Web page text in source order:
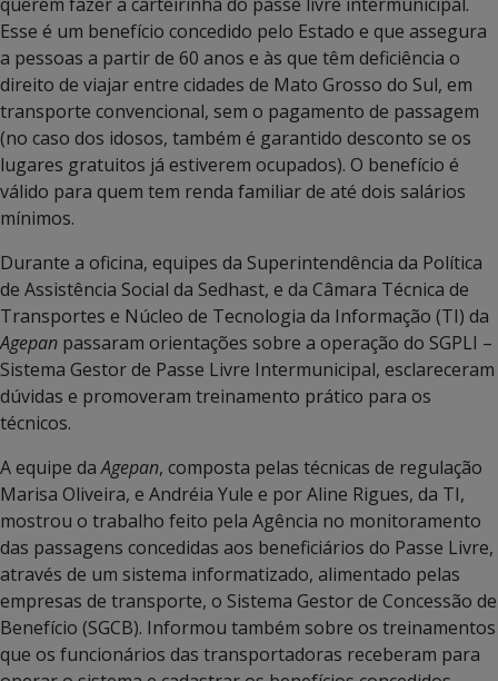
Esse é um benefício concedido pelo Estado e que assegura
a pessoas a partir de 60 anos e às que têm deficiência o
direito de viajar entre cidades de Mato Grosso do Sul, em
transporte convencional, sem o pagamento de passagem
(no caso dos idosos, também é garantido desconto se os
lugares gratuitos já estiverem ocupados). O benefício é
válido para quem tem renda familiar de até dois salários
mínimos.
Durante a oficina, equipes da Superintendência da Política
de Assistência Social da Sedhast, e da Câmara Técnica de
Transportes e Núcleo de Tecnologia da Informação (TI) da
Agepan passaram orientações sobre a operação do SGPLI –
Sistema Gestor de Passe Livre Intermunicipal, esclareceram
dúvidas e promoveram treinamento prático para os
técnicos.
A equipe daAgepan, composta pelas técnicas de regulação
Marisa Oliveira, e Andréia Yule e por Aline Rigues, da TI,
mostrou o trabalho feito pela Agência no monitoramento
das passagens concedidas aos beneficiários do Passe Livre,
através de um sistema informatizado, alimentado pelas
empresas de transporte, o Sistema Gestor de Concessão de
Benefício (SGCB). Informou também sobre os treinamentos
que os funcionários das transportadoras receberam para